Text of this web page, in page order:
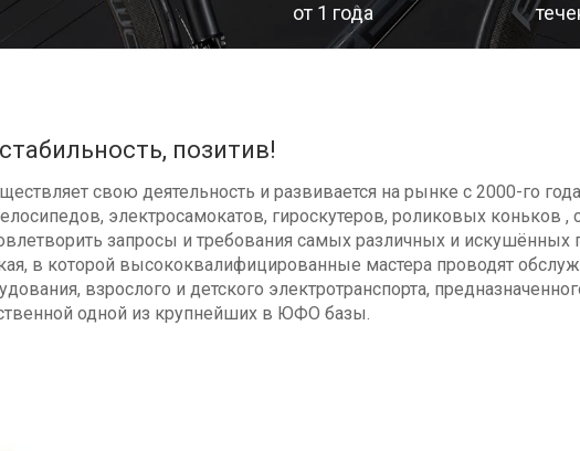
от 1 года
позитив!
свою деятельность и развивается на рынке с 2000-го
электросамокатов, гироскутеров, роликовых коньков ,
запросы и требования самых различных и искушённых
в которой высококвалифицированные мастера проводят
взрослого и детского электротранспорта,
одной из крупнейших в ЮФО базы.